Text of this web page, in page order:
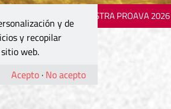
MOSTRA PROAVA 2026
y de
y recopilar
web.
Acepto · No acepto